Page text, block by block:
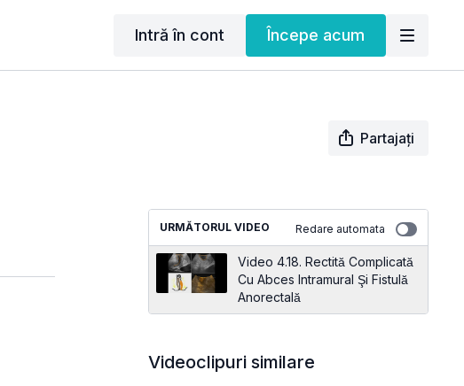
Intră în cont Începe acum
Partajați
URMĂTORUL VIDEO Redare automata
Video 4.18. Rectită Complicată
Cu Abces Intramural Şi Fistulă
Anorectală
Videoclipuri similare